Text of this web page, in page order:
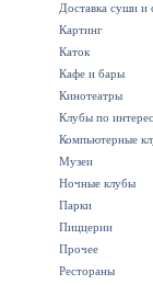
Доставка суши и
Картинг
Каток
Кафе и бары
Кинотеатры
Клубы по
Компьютерные
Музеи
Ночные клубы
Парки
Пиццерии
Прочее
Рестораны